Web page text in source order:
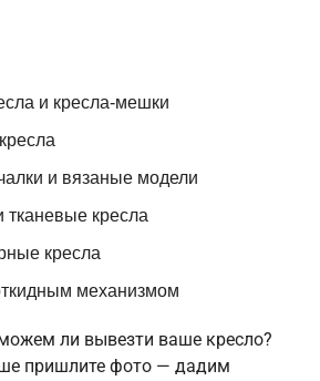
и кресла-мешки
и вязаные модели
тканевые кресла
кресла
механизмом
ли вывезти ваше кресло?
пришлите фото — дадим